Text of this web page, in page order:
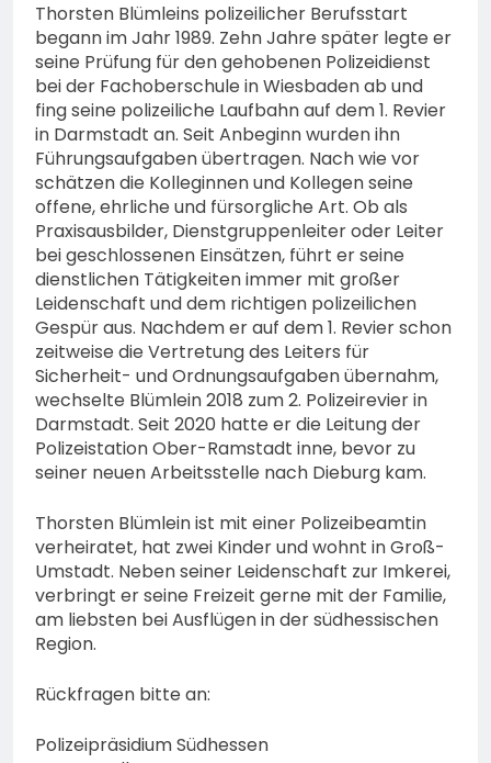
Thorsten Blümleins polizeilicher Berufsstart
begann im Jahr 1989. Zehn Jahre später legte er
seine Prüfung für den gehobenen Polizeidienst
bei der Fachoberschule in Wiesbaden ab und
fing seine polizeiliche Laufbahn auf dem 1. Revier
in Darmstadt an. Seit Anbeginn wurden ihn
Führungsaufgaben übertragen. Nach wie vor
schätzen die Kolleginnen und Kollegen seine
offene, ehrliche und fürsorgliche Art. Ob als
Praxisausbilder, Dienstgruppenleiter oder Leiter
bei geschlossenen Einsätzen, führt er seine
dienstlichen Tätigkeiten immer mit großer
Leidenschaft und dem richtigen polizeilichen
Gespür aus. Nachdem er auf dem 1. Revier schon
zeitweise die Vertretung des Leiters für
Sicherheit- und Ordnungsaufgaben übernahm,
wechselte Blümlein 2018 zum 2. Polizeirevier in
Darmstadt. Seit 2020 hatte er die Leitung der
Polizeistation Ober-Ramstadt inne, bevor zu
seiner neuen Arbeitsstelle nach Dieburg kam.
Thorsten Blümlein ist mit einer Polizeibeamtin
verheiratet, hat zwei Kinder und wohnt in Groß-
Umstadt. Neben seiner Leidenschaft zur Imkerei,
verbringt er seine Freizeit gerne mit der Familie,
am liebsten bei Ausflügen in der südhessischen
Region.
Rückfragen bitte an:
Polizeipräsidium Südhessen